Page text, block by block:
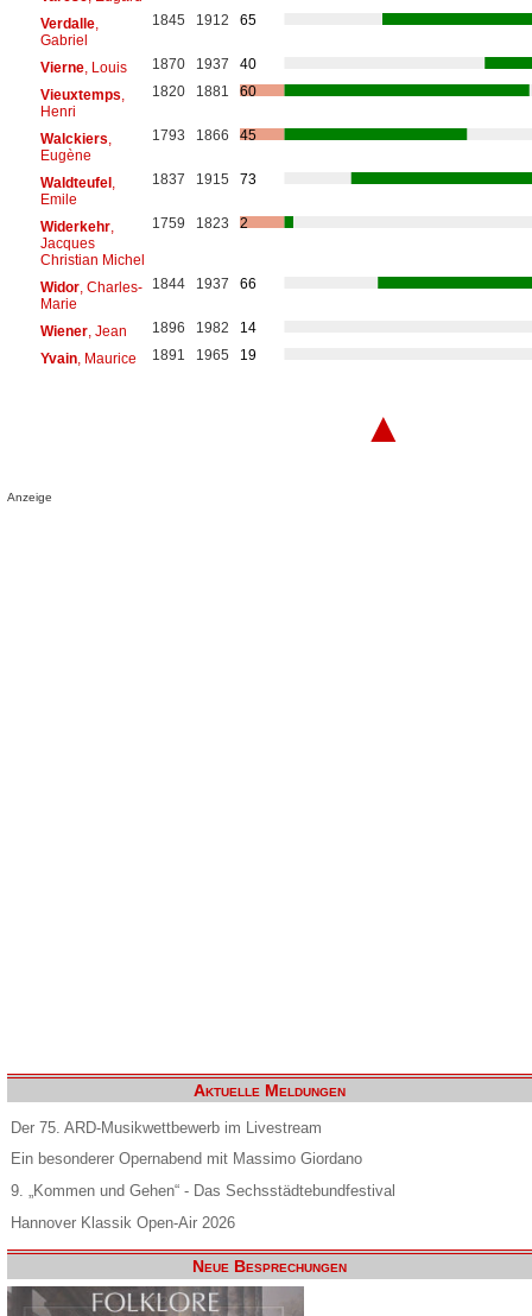
Verdalle,
Gabriel
1845 1912 65
Vierne, Louis 1870 1937
40
Vieuxtemps
Henri
1820 1881 60
Walckiers
Eugène
1793 1866 45
Waldteufel,
Emile
1837 1915 73
Widerkehr,
Jacques
Christian Michel
1759 1823 2
Widor, Charles-
Marie
1844 1937 66
Wiener, Jean 1896 1982
14
Yvain, Maurice 1891 1965 19
▲
Anzeige
Aktuelle Meldungen
Der 75. ARD-Musikwettbewerb im Livestream
Ein besonderer Opernabend mit Massimo Giordano
9. „Kommen und Gehen“ - Das Sechsstädtebundfestival
Hannover Klassik Open-Air 2026
Neue Besprechungen